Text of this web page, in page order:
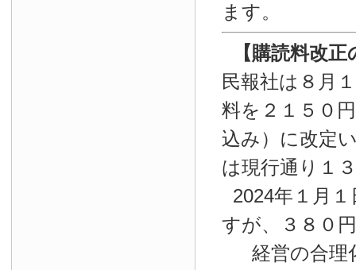
ます。
【購読料改正
民報社は８月
料を２１５０
込み）に改定
は現行通り１
2024年１月１
すが、３８０
経営の合理